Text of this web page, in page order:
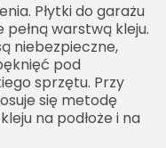
Płytki do garażu
warstwą kleju.
niebezpieczne,
pod
sprzętu. Przy
się metodę
na podłoże i na